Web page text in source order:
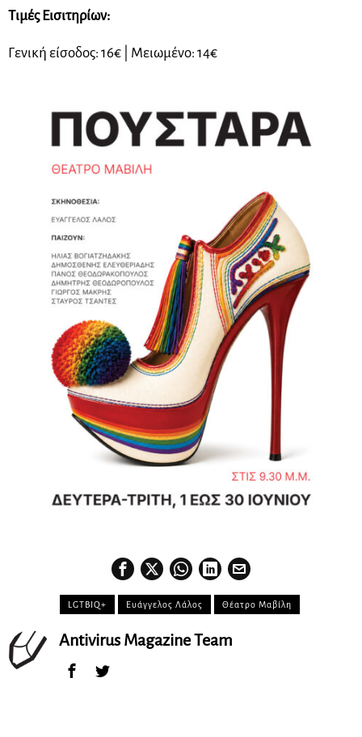
Τιμές Εισιτηρίων:
Γενική είσοδος: 16€ | Μειωμένο: 14€
LGTBIQ+ Ευάγγελος Λάλος Θέατρο Μαβίλη
Antivirus Magazine Team